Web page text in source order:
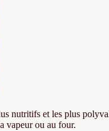
et les plus
vapeur ou au four.